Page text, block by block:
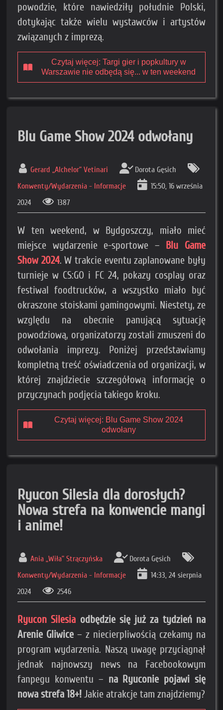
powodzie, które nawiedziły południe Polski,
dotykając także wielu wystawców i artystów
związanych z imprezą.
Czytaj więcej: Targi gier i popkultury w
Warszawie nie odbędą się... w ten weekend
Blu Game Show 2024 odwołany
Gerard „Alchelor” Vetinari
Dorota Gęsich
Konwenty/Wydarzenia - Informacje
15:50, 16 września
2024
1387
W ten weekend, w Bydgoszczy, miało mieć
miejsce wydarzenie e-sportowe – Blu Game
Show 2024. W trakcie eventu zaplanowane były
turnieje w CS:GO i FC 24, pokazy cosplay oraz
festiwal foodtrucków, a wszystko miało być
okraszone stoiskami gamingowymi. Niestety, ze
względu na obecnie panującą sytuację
powodziową, organizatorzy zostali zmuszeni do
odwołania imprezy. Poniżej przedstawiamy
kompletną treść oświadczenia od organizacji, w
której znajdziecie szczegółową informację o
przyczynach podjęcia takiego kroku.
Czytaj więcej: Blu Game Show 2024
odwołany
Ryucon Silesia dla dorosłych?
Nowa strefa na konwencie mangi
i anime!
Ania „Wiła” Strączyńska
Dorota Gęsich
Konwenty/Wydarzenia - Informacje
14:33, 24 sierpnia
2024
2546
Ryucon Silesia odbędzie się już za tydzień na
Arenie Gliwice – z niecierpliwością czekamy na
program wydarzenia. Naszą uwagę przyciągnął
jednak najnowszy news na Facebookowym
fanpegu konwentu – na Ryuconie pojawi się
nowa strefa 18+! Jakie atrakcje tam znajdziemy?